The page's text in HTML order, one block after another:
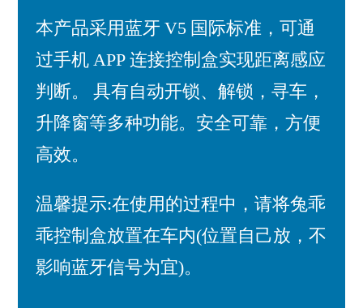
本产品采用蓝牙 V5 国际标准，可通
过手机 APP 连接控制盒实现距离感应
判断。 具有自动开锁、解锁，寻车，
升降窗等多种功能。安全可靠，方便
高效。
温馨提示:在使用的过程中，请将兔乖
乖控制盒放置在车内(位置自己放，不
影响蓝牙信号为宜)。